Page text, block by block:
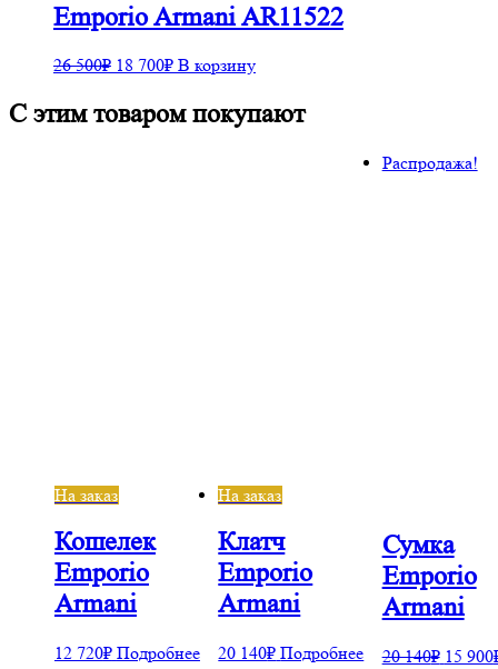
Emporio Armani AR11522
26 500₽ 18 700₽ В корзину
С этим товаром покупают
На заказ
Кошелек
Emporio
Armani
12 720₽ Подробнее
На заказ
Клатч
Emporio
Armani
20 140₽ Подробнее
Распродажа!
Сумка
Emporio
Armani
20 140₽ 15 900